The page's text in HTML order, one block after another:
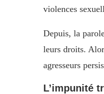
violences
Depuis, la
leurs droits.
agresseurs
L’impunité